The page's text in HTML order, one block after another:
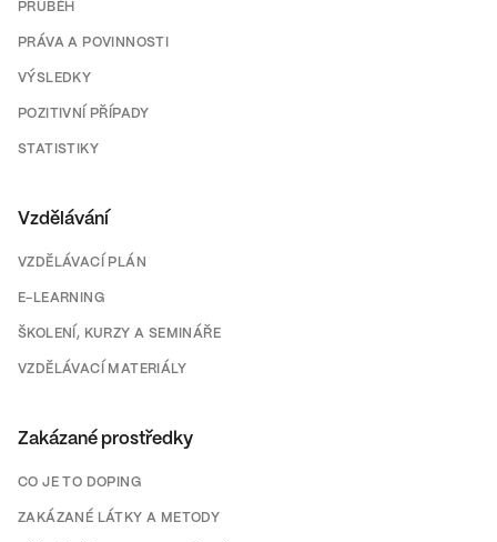
PRŮBĚH
PRÁVA A POVINNOSTI
VÝSLEDKY
POZITIVNÍ PŘÍPADY
STATISTIKY
Vzdělávání
VZDĚLÁVACÍ PLÁN
E-LEARNING
ŠKOLENÍ, KURZY A SEMINÁŘE
VZDĚLÁVACÍ MATERIÁLY
Zakázané prostředky
CO JE TO DOPING
ZAKÁZANÉ LÁTKY A METODY